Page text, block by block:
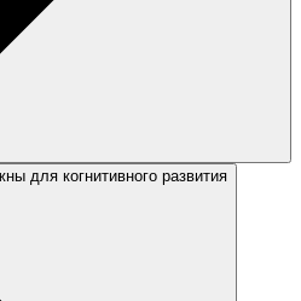
для когнитивного развития